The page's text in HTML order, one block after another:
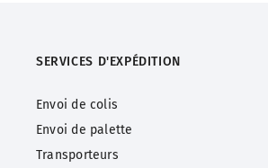
SERVICES D'EXPÉDITION
Envoi de colis
Envoi de palette
Transporteurs